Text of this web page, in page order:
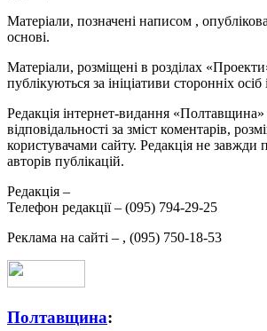
Матеріали, позначені написом ,
основі.
Матеріали, розміщені в розділах
публікуються за ініціативи сторонніх
Редакція інтернет-видання «Полтавщина»
відповідальності за зміст коментарів,
користувачами сайту. Редакція не завжди
авторів публікацій.
Редакція –
Телефон редакції – (095) 794-29-25
Реклама на сайті – , (095) 750-18-53
Полтавщина: